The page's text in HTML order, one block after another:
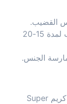
القضيب.
دلك الكريم بلطف على رأس القضيب لمدة 15-20
الجنس.
للحصول على أفضل النتائج، استخدم كريم Super